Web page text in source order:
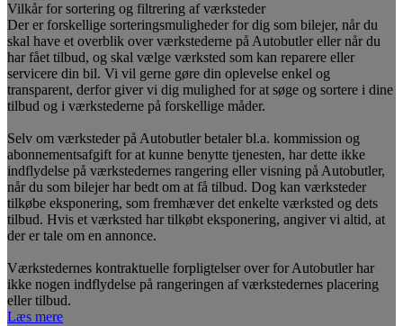
Vilkår for sortering og filtrering af værksteder
Der er forskellige sorteringsmuligheder for dig som bilejer, når du
skal have et overblik over værkstederne på Autobutler eller når du
har fået tilbud, og skal vælge værksted som kan reparere eller
servicere din bil. Vi vil gerne gøre din oplevelse enkel og
transparent, derfor giver vi dig mulighed for at søge og sortere i dine
tilbud og i værkstederne på forskellige måder.
Selv om værksteder på Autobutler betaler bl.a. kommission og
abonnementsafgift for at kunne benytte tjenesten, har dette ikke
indflydelse på værkstedernes rangering eller visning på Autobutler,
når du som bilejer har bedt om at få tilbud. Dog kan værksteder
tilkøbe eksponering, som fremhæver det enkelte værksted og dets
tilbud. Hvis et værksted har tilkøbt eksponering, angiver vi altid, at
der er tale om en annonce.
Værkstedernes kontraktuelle forpligtelser over for Autobutler har
ikke nogen indflydelse på rangeringen af værkstedernes placering
eller tilbud.
Læs mere